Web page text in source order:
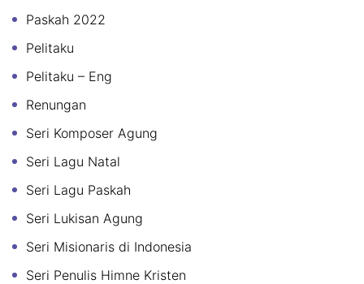
Paskah 2022
Pelitaku
Pelitaku – Eng
Renungan
Seri Komposer Agung
Seri Lagu Natal
Seri Lagu Paskah
Seri Lukisan Agung
Seri Misionaris di Indonesia
Seri Penulis Himne Kristen